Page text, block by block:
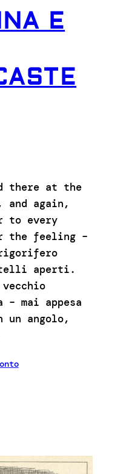
E
there at the
and again,
to every
the feeling –
aperti.
– mai appesa
un angolo,